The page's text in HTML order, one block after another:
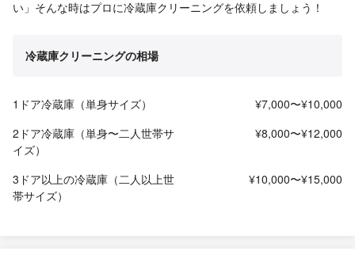
い」そんな時はプロに冷蔵庫クリーニングを依頼しましょう！
冷蔵庫クリーニングの相場
1ドア冷蔵庫（単身サイズ）
¥7,000〜¥10,000
2ドア冷蔵庫（単身〜二人世帯サ
イズ）
¥8,000〜¥12,000
3ドア以上の冷蔵庫（二人以上世
帯サイズ）
¥10,000〜¥15,000